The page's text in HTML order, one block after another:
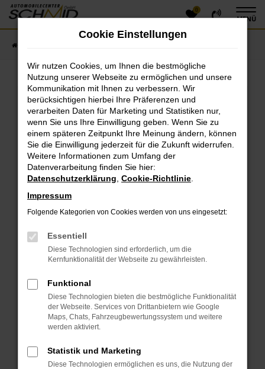
Zum
Hauptinhalt
0
MENÜ
Fehler: Network Error
Beim Laden ist ein Fehler aufgetreten.
Hier sind ein paar Tipps, die dir helfen können:
Überprüfe deine Firewall und deine
Internetverbindung.
Laden andere Webseiten, zum Beispiel deine
Suchmaschine?
Prüfe deine Browsererweiterungen.
das Laden bestimmter Seiten verhindern.
Funktioniert die Seite in einem anderen Browser
oder in einem privaten Fenster?
Das kann manchmal helfen, vorübergehende
Probleme zu beheben.
Stelle sicher, dass dein Browser und dein
Betriebssystem auf dem neuesten Stand sind.
Sicherheitsrisiko, sondern kann auch dazu führen,
Cookie Einstellungen
Wir nutzen Cookies, um Ihnen die bestmögliche
Nutzung unserer Webseite zu ermöglichen und unsere
Kommunikation mit Ihnen zu verbessern. Wir
berücksichtigen hierbei Ihre Präferenzen und
verarbeiten Daten für Marketing und Statistiken nur,
wenn Sie uns Ihre Einwilligung geben. Wenn Sie zu
einem späteren Zeitpunkt Ihre Meinung ändern, können
Sie die Einwilligung jederzeit für die Zukunft widerrufen.
Weitere Informationen zum Umfang der
Datenverarbeitung finden Sie hier:
Datenschutzerklärung Cookie-Richtlinie
Impressum
Folgende Kategorien von Cookies werden von uns eingesetzt:
Essentiell
Diese Technologien sind erforderlich, um die
Kernfunktionalität der Webseite zu gewährleisten.
Funktional
Diese Technologien bieten die bestmögliche Funktionalität
der Webseite. Services von Drittanbietern wie Google
Maps, Chats, Fahrzeugbewertungssystem und weitere
werden aktiviert.
Statistik und Marketing
Diese Technologien ermöglichen es uns, die Nutzung der